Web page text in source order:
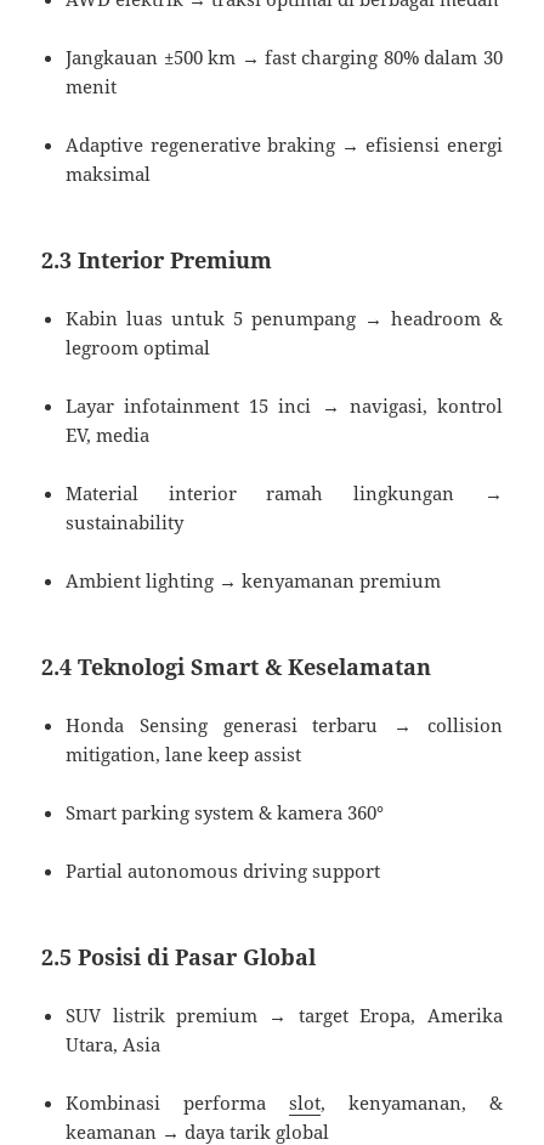
Jangkauan ±500 km → fast charging 80% dalam 30
menit
Adaptive regenerative braking → efisiensi energi
maksimal
2.3 Interior Premium
Kabin luas untuk 5 penumpang → headroom &
legroom optimal
Layar infotainment 15 inci → navigasi, kontrol
EV, media
Material interior ramah lingkungan →
sustainability
Ambient lighting → kenyamanan premium
2.4 Teknologi Smart & Keselamatan
Honda Sensing generasi terbaru → collision
mitigation, lane keep assist
Smart parking system & kamera 360°
Partial autonomous driving support
2.5 Posisi di Pasar Global
SUV listrik premium → target Eropa, Amerika
Utara, Asia
Kombinasi performa slot, kenyamanan, &
keamanan → daya tarik global